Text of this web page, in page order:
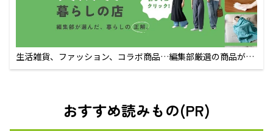
生活雑貨、ファッション、コラボ商品…編集部厳選の商品が買
えるECサイト
おすすめ読みもの(PR)